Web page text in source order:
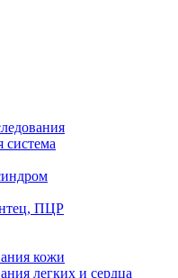
система
ПЦР
кожи
легких и сердца